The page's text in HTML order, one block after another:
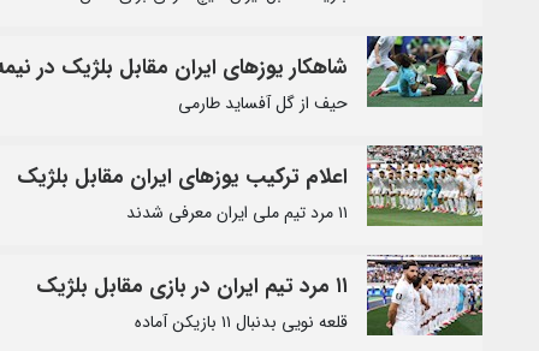
شاهکار یوزهای ایران مقابل بلژیک در
حیف از گل آفساید طارمی
اعلام ترکیب یوزهای ایران مقابل بلژیک
۱۱ مرد تیم ملی ایران معرفی شدند
۱۱ مرد تیم ایران در بازی مقابل بلژیک
قلعه نویی بدنبال ۱۱ بازیکن آماده